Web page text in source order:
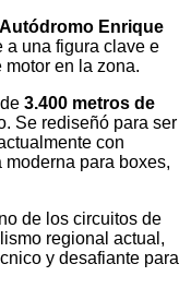
Autódromo Enrique
a una figura clave e
en la zona.
3.400 metros de
Se rediseñó para ser
con
para boxes,
de los circuitos de
regional actual,
y desafiante para